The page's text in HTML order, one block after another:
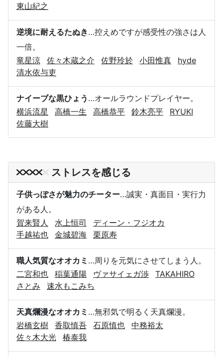
東山紀之
逆境に耐えるたぬき…控えめですが感受性の強さは人
一倍。
竜星涼
佐々木蔵之介 佐野玲於 小田惟真
hyde
清水依与吏
ナイーブな黒ひょう …オールラウンドプレイヤー。
横浜流星
高橋一生 高橋恭平 鈴木亮平
RYUKI
佐藤大樹
ストレスを感じる
子供っぽさが魅力のチーター…誠実・真面目・実行力
がある人。
賀来賢人
水上恒司
ディーン・フジオカ
手越祐也
金城碧海 栗原寿
職人気質なオオカミ …周りを元気にさせてしまう人。
二宮和也
稲葉通陽 ヴァサイェガ渉
TAKAHIRO
さとみ
速水もこみち
天真爛漫なオオカミ …無邪気で明るく天真爛漫。
岩橋玄樹
香取慎吾 石原慎也
中務裕太
佐々木大光
椿泰我